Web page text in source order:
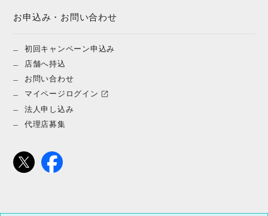
お申込み・お問い合わせ
初回キャンペーン申込み
店舗へ持込
お問い合わせ
マイページログイン
法人申し込み
代理店募集